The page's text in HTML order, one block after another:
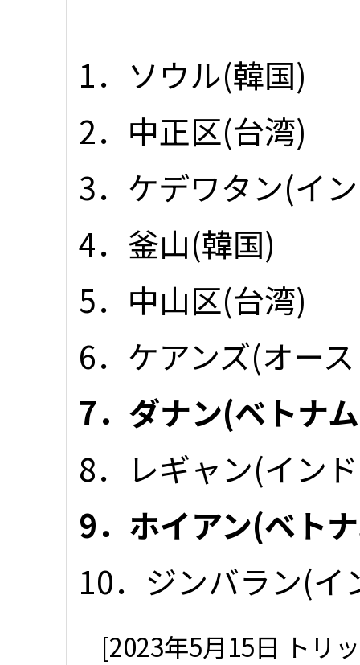
1．ソウル(韓国)
2．中正区(台湾)
3．ケデワタン(イ
4．釜山(韓国)
5．中山区(台湾)
6．ケアンズ(オー
7．ダナン(ベトナ
8．レギャン(イン
9．ホイアン(ベト
10．ジンバラン(
[2023年5月15日 トリ